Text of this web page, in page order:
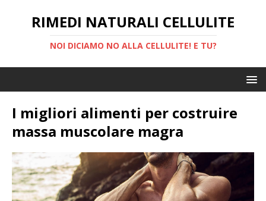
RIMEDI NATURALI CELLULITE
NOI DICIAMO NO ALLA CELLULITE! E TU?
I migliori alimenti per costruire
massa muscolare magra